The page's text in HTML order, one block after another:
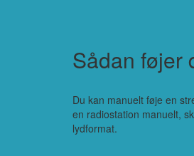
Sådan føjer
Du kan manuelt føje en
en radiostation manuelt,
lydformat.